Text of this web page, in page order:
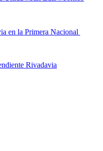
en la Primera Nacional
Rivadavia